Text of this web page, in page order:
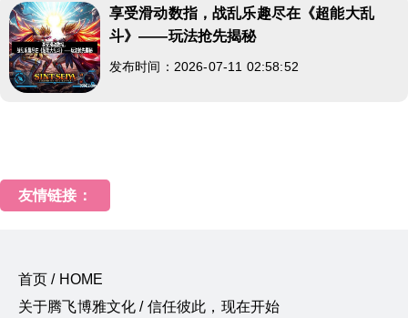
享受滑动数指，战乱乐趣尽在《超能大乱
斗》——玩法抢先揭秘
发布时间：2026-07-11 02:58:52
友情链接：
首页 / HOME
关于腾飞博雅文化 / 信任彼此，现在开始